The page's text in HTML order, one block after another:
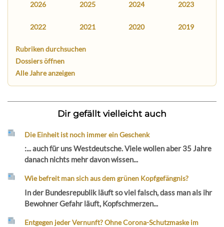
2026 2025 2024 2023
2022 2021 2020 2019
Rubriken durchsuchen
Dossiers öffnen
Alle Jahre anzeigen
Dir gefällt vielleicht auch
Die Einheit ist noch immer ein Geschenk
:... auch für uns Westdeutsche. Viele wollen aber 35 Jahre
danach nichts mehr davon wissen...
Wie befreit man sich aus dem grünen Kopfgefängnis?
In der Bundesrepublik läuft so viel falsch, dass man als ihr
Bewohner Gefahr läuft, Kopfschmerzen...
Entgegen jeder Vernunft? Ohne Corona-Schutzmaske im